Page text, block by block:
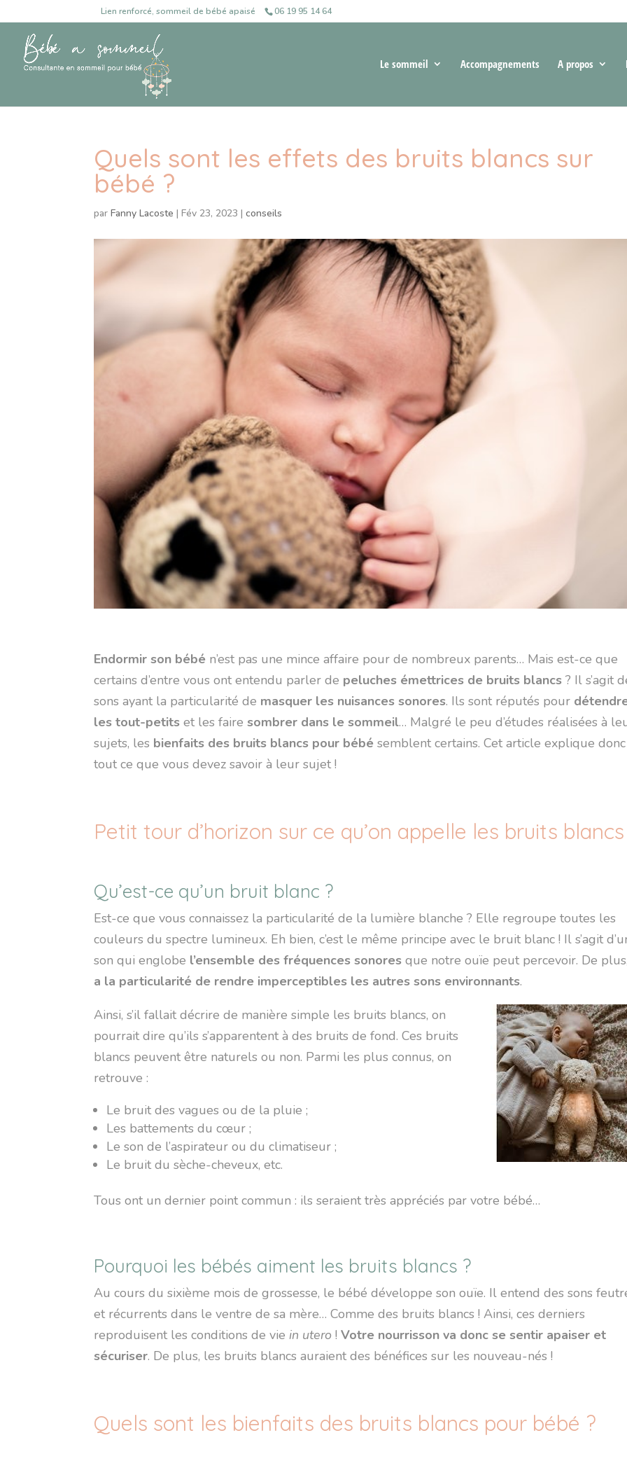
Lien renforcé, sommeil de bébé apaisé 06 19 95 14 64
Le sommeil Accompagnements A propos
Quels sont les effets des bruits blancs sur
bébé ?
parFanny Lacoste |Fév 23, 2023 |conseils
Endormir son bébé n’est pas une mince affaire pour de nombreux parents… Mais est-ce que
certains d’entre vous ont entendu parler de peluches émettrices de bruits blancs ? Il s’agit
sons ayant la particularité de masquer les nuisances sonores. Ils sont réputés pour
les tout-petits et les faire sombrer dans le sommeil… Malgré le peu d’études réalisées à
sujets, les bienfaits des bruits blancs pour bébé semblent certains. Cet article explique donc
tout ce que vous devez savoir à leur sujet !
Petit tour d’horizon sur ce qu’on appelle les bruits blancs
Qu’est-ce qu’un bruit blanc ?
Est-ce que vous connaissez la particularité de la lumière blanche ? Elle regroupe toutes les
couleurs du spectre lumineux. Eh bien, c’est le même principe avec le bruit blanc ! Il s’agit
son qui englobe l’ensemble des fréquences sonores que notre ouïe peut percevoir. De
a la particularité de rendre imperceptibles les autres sons environnants.
Ainsi, s’il fallait décrire de manière simple les bruits blancs, on
pourrait dire qu’ils s’apparentent à des bruits de fond. Ces bruits
blancs peuvent être naturels ou non. Parmi les plus connus, on
retrouve :
Le bruit des vagues ou de la pluie ;
Les battements du cœur ;
Le son de l’aspirateur ou du climatiseur ;
Le bruit du sèche-cheveux, etc.
Tous ont un dernier point commun : ils seraient très appréciés par votre bébé…
Pourquoi les bébés aiment les bruits blancs ?
Au cours du sixième mois de grossesse, le bébé développe son ouïe. Il entend des sons
et récurrents dans le ventre de sa mère… Comme des bruits blancs ! Ainsi, ces derniers
reproduisent les conditions de vie in utero !Votre nourrisson va donc se sentir apaiser et
sécuriser. De plus, les bruits blancs auraient des bénéfices sur les nouveau-nés !
Quels sont les bienfaits des bruits blancs pour bébé ?